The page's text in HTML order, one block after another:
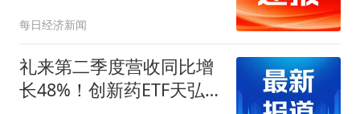
每日经济新闻
礼来第二季度营收同比增
长48%！创新药ETF天弘